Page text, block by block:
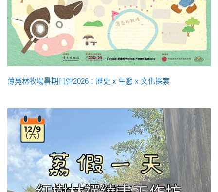
薄鳧林牧場暑期日營2026：歷史 x 生態 x 文化探索